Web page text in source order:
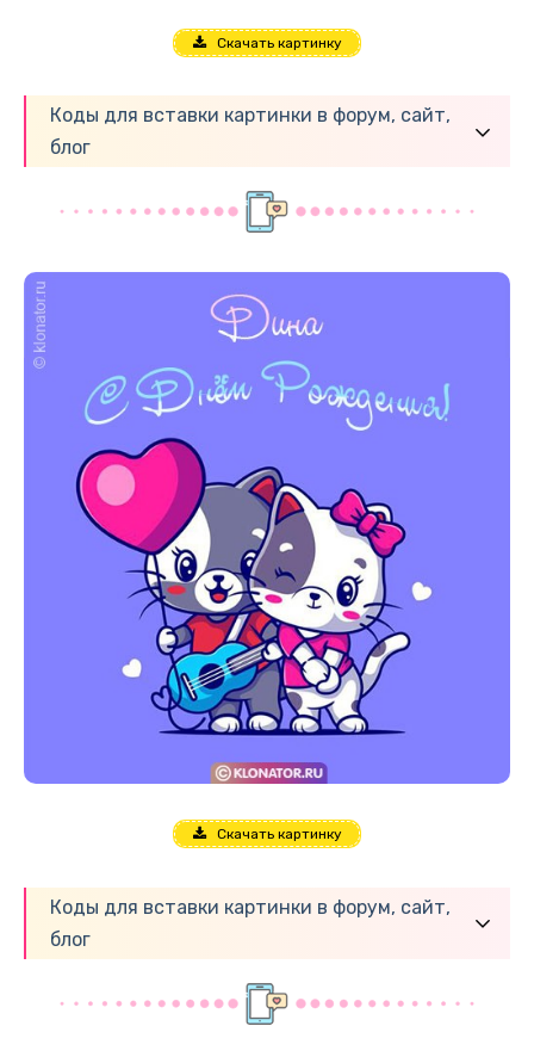
Скачать картинку
Коды для вставки картинки в форум, сайт,
блог
Скачать картинку
Коды для вставки картинки в форум, сайт,
блог